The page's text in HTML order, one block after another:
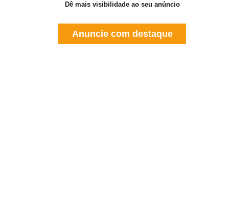
Dê mais visibilidade ao seu anúncio
Anuncie com destaque